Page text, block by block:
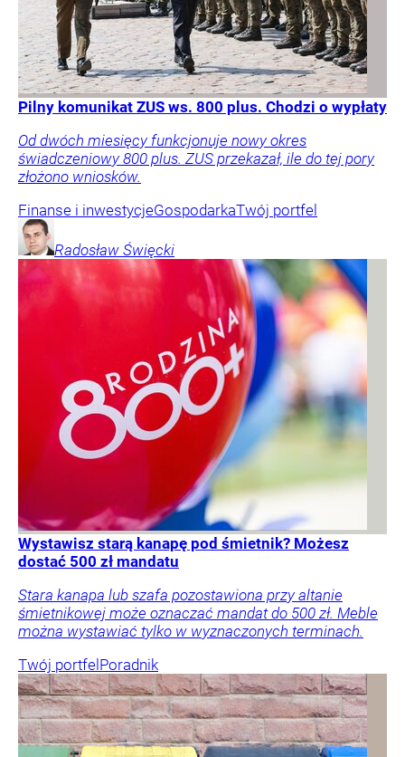
Pilny komunikat ZUS ws. 800 plus. Chodzi o wypłaty
Od dwóch miesięcy funkcjonuje nowy okres
świadczeniowy 800 plus. ZUS przekazał, ile do tej pory
złożono wniosków.
Finanse i inwestycjeGospodarkaTwój portfel
Radosław Święcki
Wystawisz starą kanapę pod śmietnik? Możesz
dostać 500 zł mandatu
Stara kanapa lub szafa pozostawiona przy altanie
śmietnikowej może oznaczać mandat do 500 zł. Meble
można wystawiać tylko w wyznaczonych terminach.
Twój portfel Poradnik